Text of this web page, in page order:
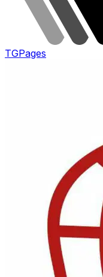
TGPages